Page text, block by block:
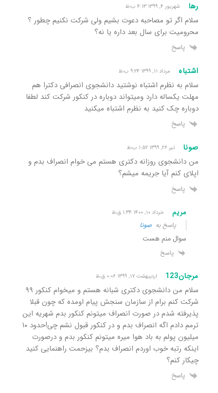
رها شهریور ۴, ۱۳۹۹ ۴:۱۳ ب٫ظ
سلام اگر تو مصاحبه دعوت بشیم ولی شرکت نکنیم چطور ؟
محرومیت برای سال بعد داره یا نه؟
پاسخ
اشتباه مرداد ۱۱, ۱۳۹۹ ۹:۲۴ ب٫ظ
سلام به نظرم اشتباه نوشتید دانشجوی انصرافی دکترا هم
مهلت یکساله دارد ومیتواند دوباره در کنکور شرکت کند لطفا
دوباره چک کنید به نظرم اشتباه میکنید
پاسخ
صونا تیر ۲۶, ۱۳۹۹ ۱:۵۲ ب٫ظ
من دانشجوی روزانه دکتری هستم می خوام انصراف بدم و
اپلای کنم آیا جریمه میشم؟
پاسخ
مریم خرداد ۱۰, ۱۴۰۰ ۱:۳۴ ق٫ظ
پاسخ به صونا
سوال منم هست
پاسخ
مرجان123 اردیبهشت ۱۷, ۱۳۹۹ ۰:۰۶ ق٫ظ
سلام من دانشجوی دکتری شبانه هستم و میخوام کنکور ۹۹
شرکت کنم برام از سازمان سنجش پیام اومده که چون قبلا
پذیرفته شدم در صورت انصراف میتونم کنکور بدم شهریه این
ترمم دادم اگه انصراف بدم و در کنکور قبول نشم چی!حدود ۱۰
میلیون پولم به باد هوا میره میتونم کنکور بدم و درصورت
اینکه رتبه خوب اوردم انصراف بدم؟ بیزحمت راهنمایی کنید
چیکار کنم؟
پاسخ